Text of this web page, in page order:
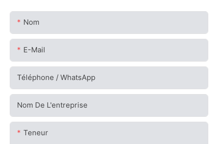
Nom
E-Mail
Téléphone / WhatsApp
Nom De L'entreprise
Teneur